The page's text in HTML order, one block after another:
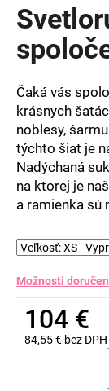
produktu
je
z
hviezdičiek.
Čaká vás
krásnych
noblesy,
týchto šiat je
Nadýchaná
na ktorej je
a ramienka sú
Možnosti
104 €
84,55 € bez DPH